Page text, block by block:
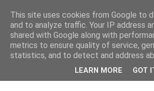
This site uses cookies from Google to
and to analyze traffic. Your IP address
shared with Google along with
metrics to ensure quality of service,
statistics, and to detect and address
LEARN MORE GOT